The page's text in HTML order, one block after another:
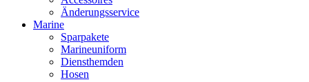
Änderungsservice
Marine
Sparpakete
Marineuniform
Diensthemden
Hosen